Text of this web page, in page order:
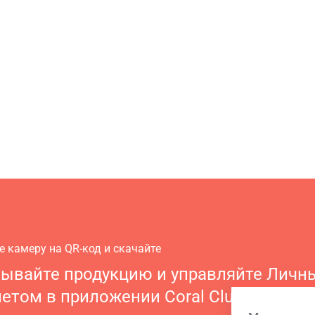
камеру на QR-код и скачайте
продукцию и управляйте
в приложении Coral Club